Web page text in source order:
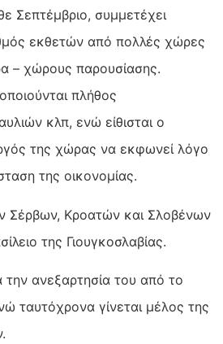
Σεπτέμβριο, συμμετέχει
εκθετών από πολλές χώρες
– χώρους παρουσίασης.
πλήθος
κλπ, ενώ είθισται ο
της χώρας να εκφωνεί λόγο
της οικονομίας.
Σέρβων, Κροατών και Σλοβένων
της Γιουγκοσλαβίας.
ανεξαρτησία του από το
ταυτόχρονα γίνεται μέλος της